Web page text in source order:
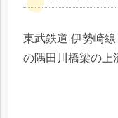
東武鉄道 伊勢崎
の隅田川橋梁の上